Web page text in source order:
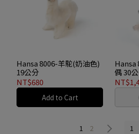
Hansa 8006-羊駝(奶油色)
19公分
NT$680
Add to Cart
Hansa
偶 30
1 2 1